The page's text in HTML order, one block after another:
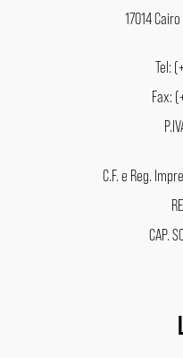
17014
Tel:
Fax:
C.F. e Reg.
CAP.